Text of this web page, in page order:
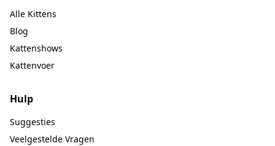
Alle Kittens
Blog
Kattenshows
Kattenvoer
Hulp
Suggesties
Veelgestelde Vragen